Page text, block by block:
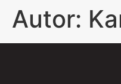
Autor: